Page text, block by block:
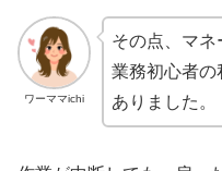
ワーママichi
その点、マ
業務初心者の
ありました。